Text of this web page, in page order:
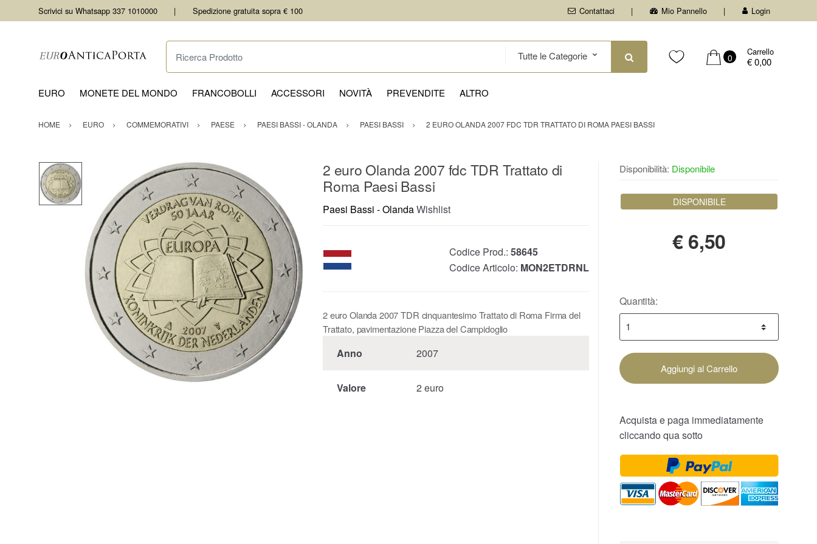
Scrivici su Whatsapp 337 1010000 Spedizione gratuita sopra € 100 Contattaci Mio Pannello Login
Ricerca Prodotto
0
Carrello
€ 0,00
EURO MONETE DEL MONDO FRANCOBOLLI ACCESSORI NOVITÀ PREVENDITE ALTRO
HOME EURO COMMEMORATIVI PAESE PAESI BASSI - OLANDA PAESI BASSI 2 EURO OLANDA 2007 FDC TDR TRATTATO DI ROMA PAESI BASSI
2 euro Olanda 2007 fdc TDR Trattato di
Roma Paesi Bassi
Paesi Bassi - OlandaWishlist
Codice Prod.: 58645
Codice Articolo: MON2ETDRNL
2 euro Olanda 2007 TDR cinquantesimo Trattato di Roma Firma del
Trattato, pavimentazione Piazza del Campidoglio
Anno 2007
Valore 2 euro
Disponibilità: Disponibile
DISPONIBILE
€6,50
Quantità:
Aggiungi al Carrello
Acquista e paga immediatamente
cliccando qua sotto